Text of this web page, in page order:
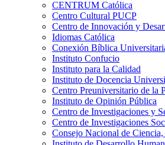
CENTRUM Católica
Centro Cultural PUCP
Centro de Innovación y
Idiomas Católica
Conexión Bíblica
Instituto Confucio
Instituto para la Calidad
Instituto de Docencia
Centro Preuniversitario de la
Instituto de Opinión Pública
Centro de Investigaciones y
Centro de Investigaciones
Consejo Nacional de